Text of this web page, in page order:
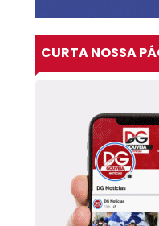
CURTA NOSSA